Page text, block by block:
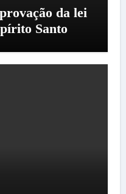
da lei
Santo